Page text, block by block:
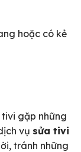
hoặc có kẻ
gặp những
vụ sửa tivi
tránh những